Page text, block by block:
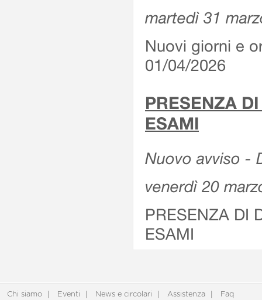
martedì 31
Nuovi giorni e
01/04/2026
PRESENZA
ESAMI
Nuovo avviso -
venerdì 20
PRESENZA DI
ESAMI
Chi siamo Eventi News e circolari Assistenza Faq